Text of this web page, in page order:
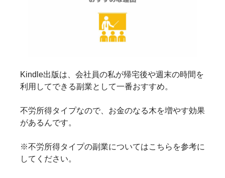
Kindle出版は、会社員の私が帰宅後や週末の時間を
利用してできる副業として一番おすすめ。
不労所得タイプなので、お金のなる木を増やす効果
があるんです。
※不労所得タイプの副業についてはこちらを参考に
してください。